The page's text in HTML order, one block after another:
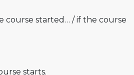
course started… / if the course
starts.